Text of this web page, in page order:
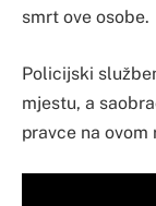
smrt ove osobe.
Policijski
mjestu, a
pravce na ovom